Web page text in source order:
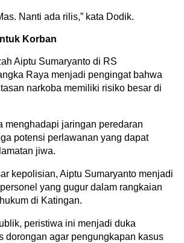
Nanti ada rilis,” kata Dodik.
Korban
Aiptu Sumaryanto di RS
Raya menjadi pengingat bahwa
narkoba memiliki risiko besar di
menghadapi jaringan peredaran
potensi perlawanan yang dapat
jiwa.
kepolisian, Aiptu Sumaryanto menjadi
yang gugur dalam rangkaian
di Katingan.
peristiwa ini menjadi duka
dorongan agar pengungkapan kasus